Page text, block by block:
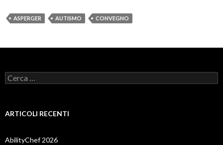
ASPERGER AUTISMO CONVEGNO
Ricerca
per:
ARTICOLI RECENTI
AbilityChef 2026